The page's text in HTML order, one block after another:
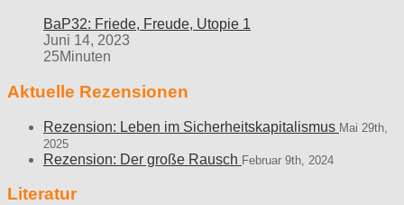
BaP32: Friede, Freude, Utopie 1
Juni 14, 2023
25Minuten
Aktuelle Rezensionen
Rezension: Leben im Sicherheitskapitalismus Mai 29th,
2025
Rezension: Der große Rausch Februar 9th, 2024
Literatur